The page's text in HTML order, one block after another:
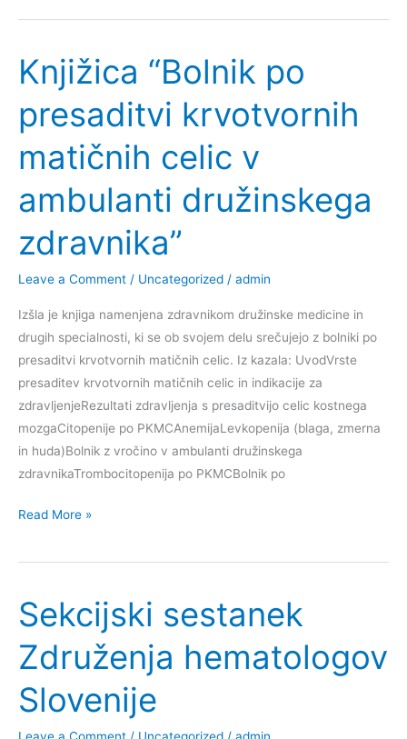
therapy
Myeloproliferative
Neoplasms
and
related
hereditary
Knjižica “Bolnik po
presaditvi krvotvornih
matičnih celic v
ambulanti družinskega
zdravnika”
Leave a Comment / Uncategorized / admin
Izšla je knjiga namenjena zdravnikom družinske medicine in
drugih specialnosti, ki se ob svojem delu srečujejo z bolniki po
presaditvi krvotvornih matičnih celic. Iz kazala: UvodVrste
presaditev krvotvornih matičnih celic in indikacije za
zdravljenjeRezultati zdravljenja s presaditvijo celic kostnega
mozgaCitopenije po PKMCAnemijaLevkopenija (blaga, zmerna
in huda)Bolnik z vročino v ambulanti družinskega
zdravnikaTrombocitopenija po PKMCBolnik po
Knjižica
po
krvotvornih
matičnih
celic
v
ambulanti
Read More »
Sekcijski sestanek
Združenja hematologov
Slovenije